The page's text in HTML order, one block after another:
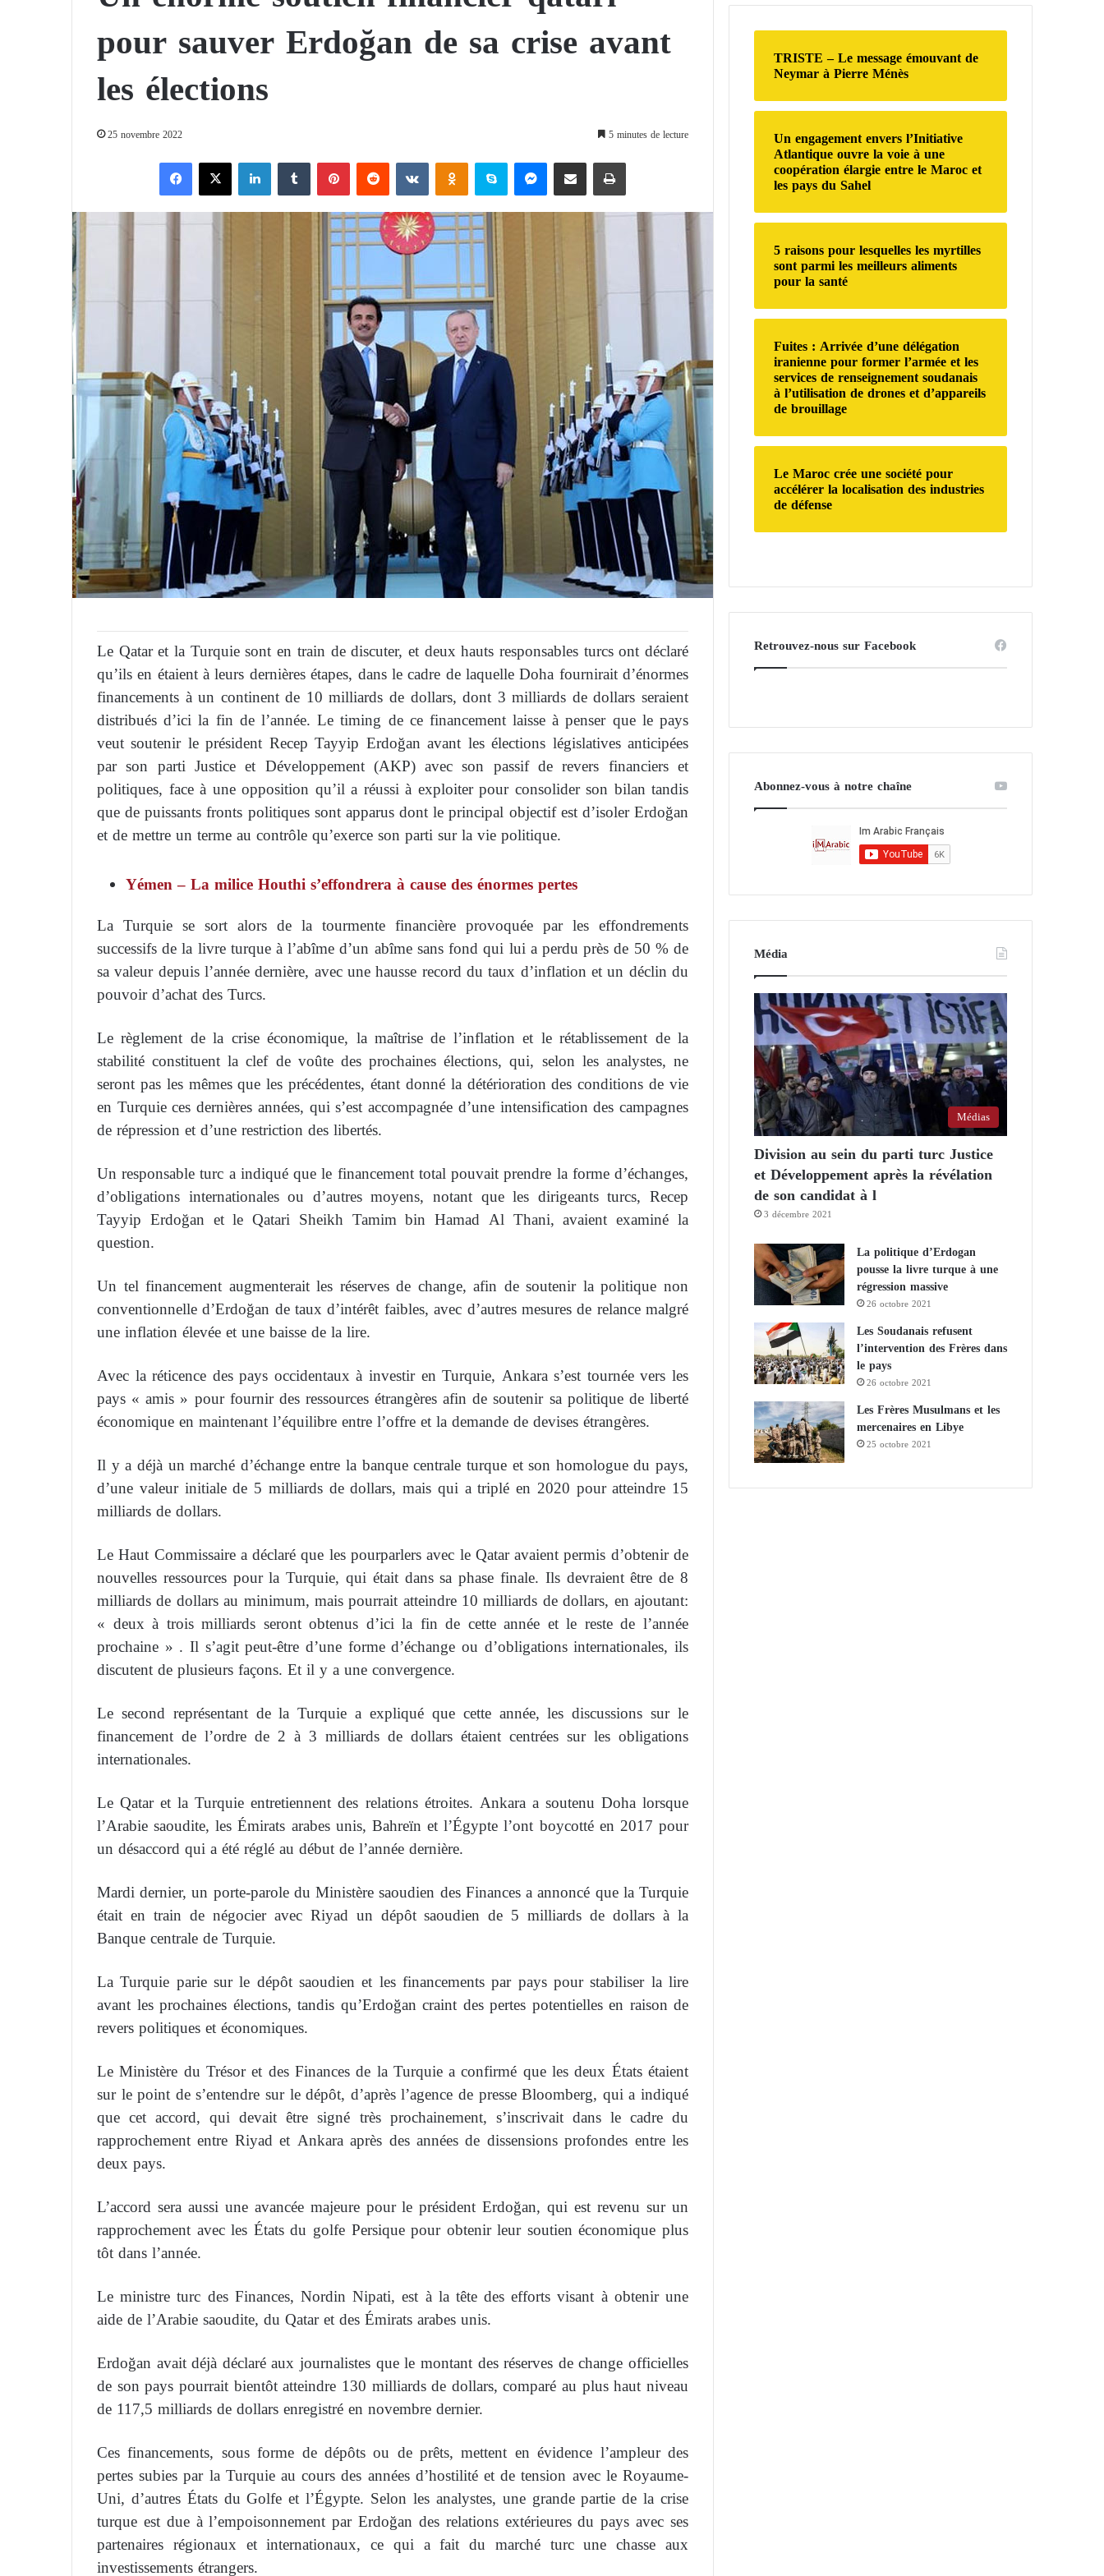
pour sauver Erdoğan de sa crise avant
les élections
25 novembre 2022 5 minutes de lecture
X
Le Qatar et la Turquie sont en train de discuter, et deux hauts responsables turcs ont déclaré
qu’ils en étaient à leurs dernières étapes, dans le cadre de laquelle Doha fournirait d’énormes
financements à un continent de 10 milliards de dollars, dont 3 milliards de dollars seraient
distribués d’ici la fin de l’année. Le timing de ce financement laisse à penser que le pays
veut soutenir le président Recep Tayyip Erdoğan avant les élections législatives anticipées
par son parti Justice et Développement (AKP) avec son passif de revers financiers et
politiques, face à une opposition qu’il a réussi à exploiter pour consolider son bilan tandis
que de puissants fronts politiques sont apparus dont le principal objectif est d’isoler Erdoğan
et de mettre un terme au contrôle qu’exerce son parti sur la vie politique.
Yémen – La milice Houthi s’effondrera à cause des énormes pertes
La Turquie se sort alors de la tourmente financière provoquée par les effondrements
successifs de la livre turque à l’abîme d’un abîme sans fond qui lui a perdu près de 50 % de
sa valeur depuis l’année dernière, avec une hausse record du taux d’inflation et un déclin du
pouvoir d’achat des Turcs.
Le règlement de la crise économique, la maîtrise de l’inflation et le rétablissement de la
stabilité constituent la clef de voûte des prochaines élections, qui, selon les analystes, ne
seront pas les mêmes que les précédentes, étant donné la détérioration des conditions de vie
en Turquie ces dernières années, qui s’est accompagnée d’une intensification des campagnes
de répression et d’une restriction des libertés.
Un responsable turc a indiqué que le financement total pouvait prendre la forme d’échanges,
d’obligations internationales ou d’autres moyens, notant que les dirigeants turcs, Recep
Tayyip Erdoğan et le Qatari Sheikh Tamim bin Hamad Al Thani, avaient examiné la
question.
Un tel financement augmenterait les réserves de change, afin de soutenir la politique non
conventionnelle d’Erdoğan de taux d’intérêt faibles, avec d’autres mesures de relance malgré
une inflation élevée et une baisse de la lire.
Avec la réticence des pays occidentaux à investir en Turquie, Ankara s’est tournée vers les
pays « amis » pour fournir des ressources étrangères afin de soutenir sa politique de liberté
économique en maintenant l’équilibre entre l’offre et la demande de devises étrangères.
Il y a déjà un marché d’échange entre la banque centrale turque et son homologue du pays,
d’une valeur initiale de 5 milliards de dollars, mais qui a triplé en 2020 pour atteindre 15
milliards de dollars.
Le Haut Commissaire a déclaré que les pourparlers avec le Qatar avaient permis d’obtenir de
nouvelles ressources pour la Turquie, qui était dans sa phase finale. Ils devraient être de 8
milliards de dollars au minimum, mais pourrait atteindre 10 milliards de dollars, en ajoutant:
« deux à trois milliards seront obtenus d’ici la fin de cette année et le reste de l’année
prochaine » . Il s’agit peut-être d’une forme d’échange ou d’obligations internationales, ils
discutent de plusieurs façons. Et il y a une convergence.
Le second représentant de la Turquie a expliqué que cette année, les discussions sur le
financement de l’ordre de 2 à 3 milliards de dollars étaient centrées sur les obligations
internationales.
Le Qatar et la Turquie entretiennent des relations étroites. Ankara a soutenu Doha lorsque
l’Arabie saoudite, les Émirats arabes unis, Bahreïn et l’Égypte l’ont boycotté en 2017 pour
un désaccord qui a été réglé au début de l’année dernière.
Mardi dernier, un porte-parole du Ministère saoudien des Finances a annoncé que la Turquie
était en train de négocier avec Riyad un dépôt saoudien de 5 milliards de dollars à la
Banque centrale de Turquie.
La Turquie parie sur le dépôt saoudien et les financements par pays pour stabiliser la lire
avant les prochaines élections, tandis qu’Erdoğan craint des pertes potentielles en raison de
revers politiques et économiques.
Le Ministère du Trésor et des Finances de la Turquie a confirmé que les deux États étaient
sur le point de s’entendre sur le dépôt, d’après l’agence de presse Bloomberg, qui a indiqué
que cet accord, qui devait être signé très prochainement, s’inscrivait dans le cadre du
rapprochement entre Riyad et Ankara après des années de dissensions profondes entre les
deux pays.
L’accord sera aussi une avancée majeure pour le président Erdoğan, qui est revenu sur un
rapprochement avec les États du golfe Persique pour obtenir leur soutien économique plus
tôt dans l’année.
Le ministre turc des Finances, Nordin Nipati, est à la tête des efforts visant à obtenir une
aide de l’Arabie saoudite, du Qatar et des Émirats arabes unis.
Erdoğan avait déjà déclaré aux journalistes que le montant des réserves de change officielles
de son pays pourrait bientôt atteindre 130 milliards de dollars, comparé au plus haut niveau
de 117,5 milliards de dollars enregistré en novembre dernier.
Ces financements, sous forme de dépôts ou de prêts, mettent en évidence l’ampleur des
pertes subies par la Turquie au cours des années d’hostilité et de tension avec le Royaume-
Uni, d’autres États du Golfe et l’Égypte. Selon les analystes, une grande partie de la crise
turque est due à l’empoisonnement par Erdoğan des relations extérieures du pays avec ses
partenaires régionaux et internationaux, ce qui a fait du marché turc une chasse aux
investissements étrangers.
c
h
e
TRISTE – Le message émouvant de
Neymar à Pierre Ménès
Un engagement envers l’Initiative
Atlantique ouvre la voie à une
coopération élargie entre le Maroc et
les pays du Sahel
5 raisons pour lesquelles les myrtilles
sont parmi les meilleurs aliments
pour la santé
Fuites : Arrivée d’une délégation
iranienne pour former l’armée et les
services de renseignement soudanais
à l’utilisation de drones et d’appareils
de brouillage
Le Maroc crée une société pour
accélérer la localisation des industries
de défense
Retrouvez-nous sur Facebook
Abonnez-vous à notre chaîne
Média
Médias
Division au sein du parti turc Justice
et Développement après la révélation
de son candidat à l
3 décembre 2021
La politique d’Erdogan
pousse la livre turque à une
régression massive
26 octobre 2021
Les Soudanais refusent
l’intervention des Frères dans
le pays
26 octobre 2021
Les Frères Musulmans et les
mercenaires en Libye
25 octobre 2021